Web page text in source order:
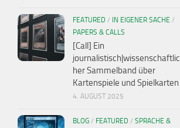
FEATURED / IN EIGENER SACHE /
PAPERS & CALLS
[Call] Ein
journalistisch|wissenschaftlic
her Sammelband über
Kartenspiele und Spielkarten
4. AUGUST 2025
BLOG / FEATURED / SPRACHE &